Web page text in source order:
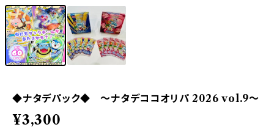
◆ナタデパック◆ 〜ナタデココオリパ 2026 vol.9〜
¥3,300